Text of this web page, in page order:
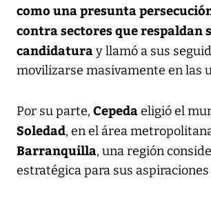
como una presunta
contra sectores que respaldan
candidaturay llamó a sus
movilizarse masivamente en las
Por su parte, Cepedaeligió el
Soledad, en el área
Barranquilla, una región
estratégica para sus